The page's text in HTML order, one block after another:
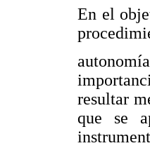
En el
resultar
que se